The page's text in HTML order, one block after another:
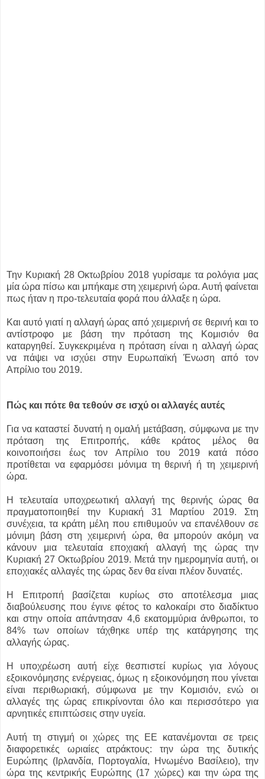
Την Κυριακή 28 Οκτωβρίου 2018 γυρίσαμε τα ρολόγια μας
μία ώρα πίσω και μπήκαμε στη χειμερινή ώρα. Αυτή φαίνεται
πως ήταν η προ-τελευταία φορά που άλλαξε η ώρα.
Και αυτό γιατί η αλλαγή ώρας από χειμερινή σε θερινή και το
αντίστροφο με βάση την πρόταση της Κομισιόν θα
καταργηθεί. Συγκεκριμένα η πρόταση είναι η αλλαγή ώρας
να πάψει να ισχύει στην Ευρωπαϊκή Ένωση από τον
Απρίλιο του 2019.
Πώς και πότε θα τεθούν σε ισχύ οι αλλαγές αυτές
Για να καταστεί δυνατή η ομαλή μετάβαση, σύμφωνα με την
πρόταση της Επιτροπής, κάθε κράτος μέλος θα
κοινοποιήσει έως τον Απρίλιο του 2019 κατά πόσο
προτίθεται να εφαρμόσει μόνιμα τη θερινή ή τη χειμερινή
ώρα.
Η τελευταία υποχρεωτική αλλαγή της θερινής ώρας θα
πραγματοποιηθεί την Κυριακή 31 Μαρτίου 2019. Στη
συνέχεια, τα κράτη μέλη που επιθυμούν να επανέλθουν σε
μόνιμη βάση στη χειμερινή ώρα, θα μπορούν ακόμη να
κάνουν μια τελευταία εποχιακή αλλαγή της ώρας την
Κυριακή 27 Οκτωβρίου 2019. Μετά την ημερομηνία αυτή, οι
εποχιακές αλλαγές της ώρας δεν θα είναι πλέον δυνατές.
Η Επιτροπή βασίζεται κυρίως στο αποτέλεσμα μιας
διαβούλευσης που έγινε φέτος το καλοκαίρι στο διαδίκτυο
και στην οποία απάντησαν 4,6 εκατομμύρια άνθρωποι, το
84% των οποίων τάχθηκε υπέρ της κατάργησης της
αλλαγής ώρας.
Η υποχρέωση αυτή είχε θεσπιστεί κυρίως για λόγους
εξοικονόμησης ενέργειας, όμως η εξοικονόμηση που γίνεται
είναι περιθωριακή, σύμφωνα με την Κομισιόν, ενώ οι
αλλαγές της ώρας επικρίνονται όλο και περισσότερο για
αρνητικές επιπτώσεις στην υγεία.
Αυτή τη στιγμή οι χώρες της ΕΕ κατανέμονται σε τρεις
διαφορετικές ωριαίες ατράκτους: την ώρα της δυτικής
Ευρώπης (Ιρλανδία, Πορτογαλία, Ηνωμένο Βασίλειο), την
ώρα της κεντρικής Ευρώπης (17 χώρες) και την ώρα της